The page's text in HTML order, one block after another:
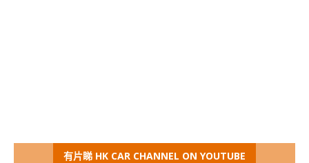
有片睇 HK CAR CHANNEL ON YOUTUBE